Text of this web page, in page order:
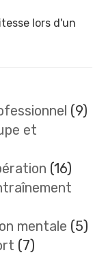
lors d'un
(9)
et
(16)
mentale (5)
(7)